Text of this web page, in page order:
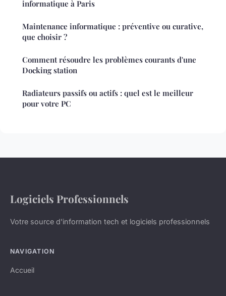
informatique à Paris
Maintenance informatique : préventive ou curative,
que choisir ?
Comment résoudre les problèmes courants d'une
Docking station
Radiateurs passifs ou actifs : quel est le meilleur
pour votre PC
Logiciels Professionnels
Votre source d'information tech et logiciels professionnels
NAVIGATION
Accueil